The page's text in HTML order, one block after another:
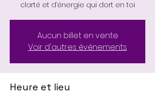
Aucun billet en vente
Voir d'autres événements
Heure et lieu